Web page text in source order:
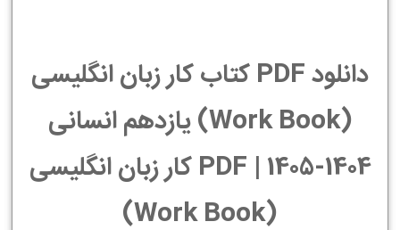
دانلود PDF کتاب کار زبان انگلیسی
(Work Book) یازدهم انسانی
1404-1405 | PDF کار زبان انگلیسی
(Work Book)